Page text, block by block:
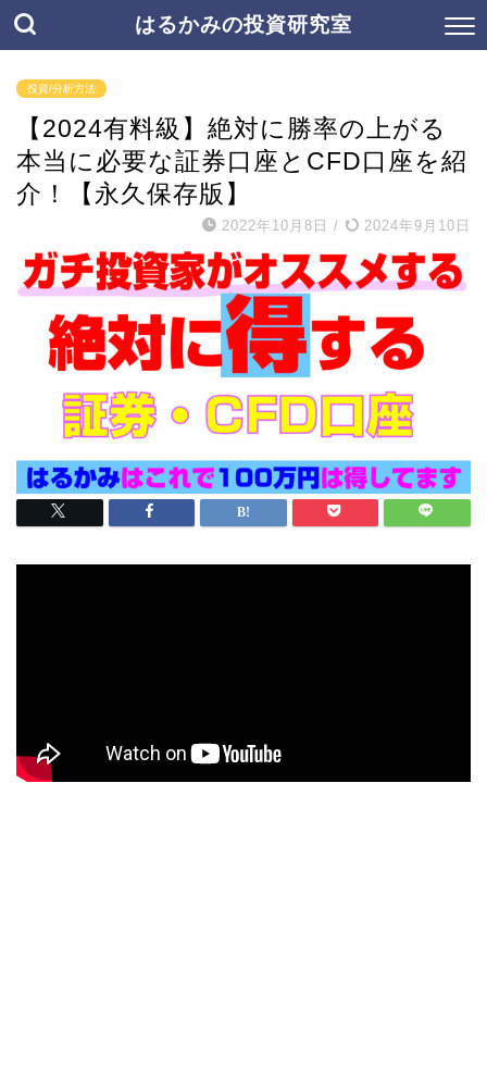
はるかみの投資研究室
投資/分析方法
【2024有料級】絶対に勝率の上がる
本当に必要な証券口座とCFD口座を紹
介！【永久保存版】
2022年10月8日 / 2024年9月10日